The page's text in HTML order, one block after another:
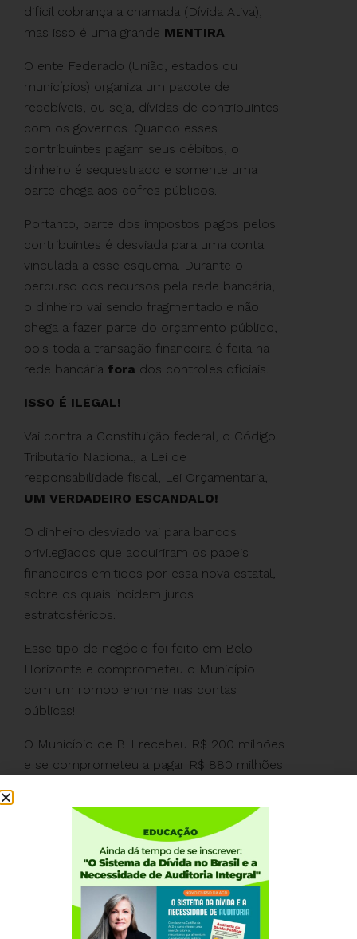
difícil cobrança a chamada (Dívida Ativa),
mas isso é uma grande MENTIRA.
O ente Federado (União, estados ou
municípios) organiza um pacote de
recebíveis, ou seja, dívidas de contribuintes
com os governos. Quando esses
contribuintes pagam seus débitos, o
dinheiro é sequestrado e somente uma
parte chega aos cofres públicos.
Portanto, parte dos impostos pagos pelos
contribuintes é desviada para uma conta
vinculada a esse esquema. Durante o
percurso dos recursos pela rede bancária,
o dinheiro vai sendo fragmentado e não
chega a fazer parte do orçamento público,
pois toda a transação financeira é feita na
rede bancária fora dos controles oficiais.
ISSO É ILEGAL!
Vai contra a Constituição federal, o Código
Tributário Nacional, a Lei de
responsabilidade fiscal, Lei Orçamentaria,
UM VERDADEIRO ESCANDALO!
O dinheiro desviado vai para bancos
privilegiados que adquiriram os papeis
financeiros emitidos por essa nova estatal,
sobre os quais incidem juros
estratosféricos.
Esse tipo de negócio foi feito em Belo
Horizonte e comprometeu o Município
com um rombo enorme nas contas
públicas!
O Município de BH recebeu R$ 200 milhões
e se comprometeu a pagar R$ 880 milhões
calculadas pelo IPCA + 1% ao mês sobre os
880 milhões!
Já em São Paulo uma operação semelhante
causou um rombo de alguns bilhões de
A meta do PLP 459/2017 é estender esse